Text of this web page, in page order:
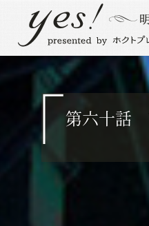
第六十話